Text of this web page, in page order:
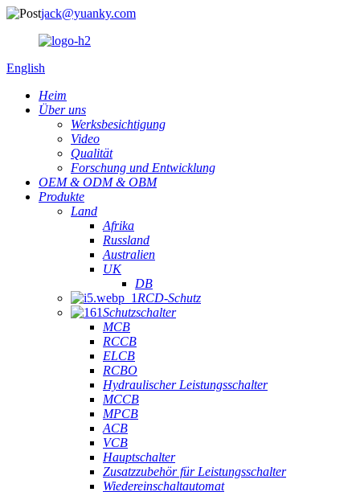
jack@yuanky.com
English
Heim
Über uns
Werksbesichtigung
Video
Qualität
Forschung und Entwicklung
OEM & ODM & OBM
Produkte
Land
Afrika
Russland
Australien
UK
DB
RCD-Schutz
Schutzschalter
MCB
RCCB
ELCB
RCBO
Hydraulischer Leistungsschalter
MCCB
MPCB
ACB
VCB
Hauptschalter
Zusatzzubehör für Leistungsschalter
Wiedereinschaltautomat